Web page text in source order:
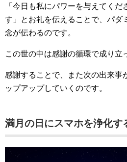
「今日も私にパワーを与えてくだ
す」とお礼を伝えることで、パダ
念が伝わるのです。
この世の中は感謝の循環で成り立
感謝することで、また次の出来事
ップアップしていくのです。
満月の日にスマホを浄化す